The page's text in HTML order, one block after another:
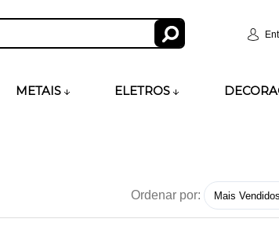
METAIS ELETROS
Ordenar por: